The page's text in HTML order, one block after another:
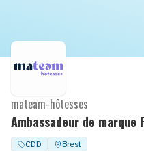
mateam-hôtesses
CDD Brest